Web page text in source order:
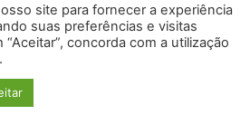
bancário
S/A
site para fornecer a experiência
suas preferências e visitas
concorda com a utilização